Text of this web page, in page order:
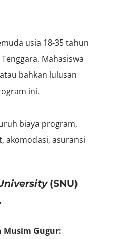
usia 18-35 tahun
Mahasiswa
bahkan lulusan
ini.
biaya program,
akomodasi, asuransi
(SNU)
Musim Gugur: